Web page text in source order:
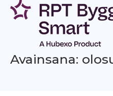
Siirry
sisältöön
Avainsana: